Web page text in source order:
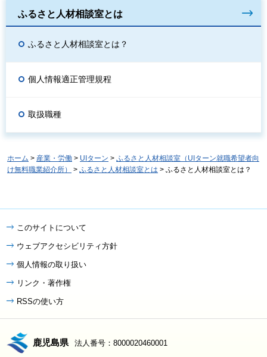
ふるさと人材相談室とは
ふるさと人材相談室とは？
個人情報適正管理規程
取扱職種
ホーム > 産業・労働 > UIターン > ふるさと人材相談室（UIターン就職希望者向
け無料職業紹介所）
> ふるさと人材相談室とは > ふるさと人材相談室とは？
このサイトについて
ウェブアクセシビリティ方針
個人情報の取り扱い
リンク・著作権
RSSの使い方
鹿児島県 法人番号：8000020460001